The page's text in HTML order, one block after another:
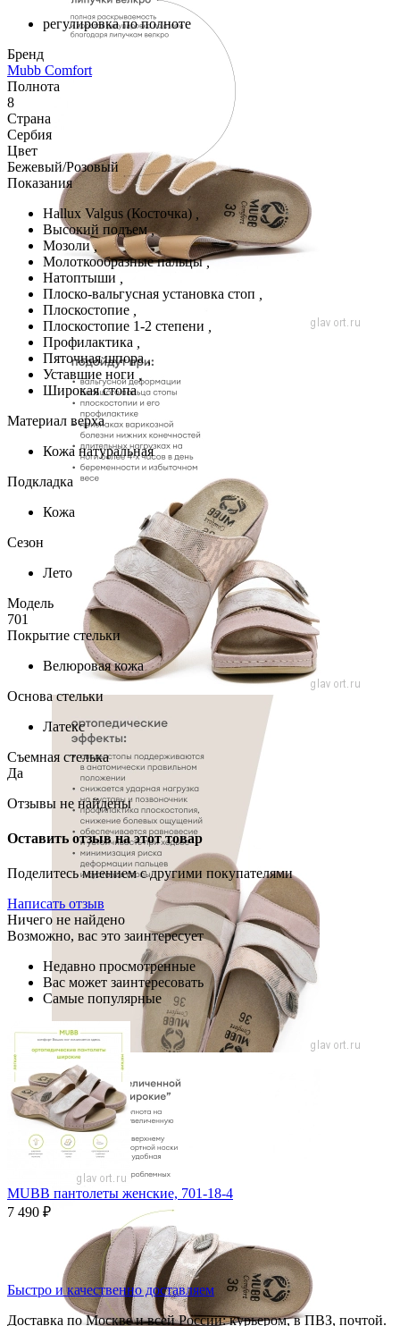
регулировка по полноте
Бренд
Mubb Comfort
Полнота
8
Страна
Сербия
Цвет
Бежевый/Розовый
Показания
Hallux Valgus (Косточка)
Высокий подъем,
Мозоли,
Молоткообразные пальцы,
Натоптыши
Плоско-вальгусная установка стоп
Плоскостопие
Плоскостопие 1-2 степени
Профилактика
Пяточная шпора,
Уставшие ноги ,
Широкая стопа
Материал верха
Кожа натуральная
Подкладка
Кожа
Сезон
Лето
Модель
701
Покрытие стельки
Велюровая кожа
Основа стельки
Латекс
Съемная стелька
Да
Отзывы не найдены
Оставить отзыв на этот товар
Поделитесь мнением с другими покупателями
Написать отзыв
Ничего не найдено
Возможно, вас это заинтересует
Недавно просмотренные
Вас может заинтересовать
Самые популярные
MUBB пантолеты женские, 701-18-4
7 490 ₽
Быстро и качественно доставляем
Доставка по Москве и всей России: курьером, в ПВЗ, почтой.